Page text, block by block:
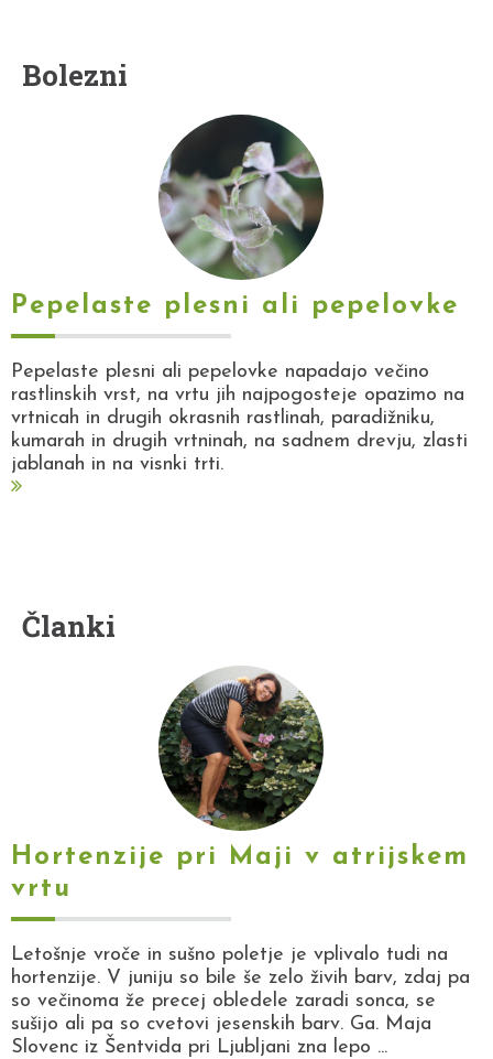
Bolezni
Pepelaste plesni ali pepelovke
Pepelaste plesni ali pepelovke napadajo večino
rastlinskih vrst, na vrtu jih najpogosteje opazimo na
vrtnicah in drugih okrasnih rastlinah, paradižniku,
kumarah in drugih vrtninah, na sadnem drevju, zlasti
jablanah in na visnki trti.
Članki
Hortenzije pri Maji v atrijskem
vrtu
Letošnje vroče in sušno poletje je vplivalo tudi na
hortenzije. V juniju so bile še zelo živih barv, zdaj pa
so večinoma že precej obledele zaradi sonca, se
sušijo ali pa so cvetovi jesenskih barv. Ga. Maja
Slovenc iz Šentvida pri Ljubljani zna lepo ...